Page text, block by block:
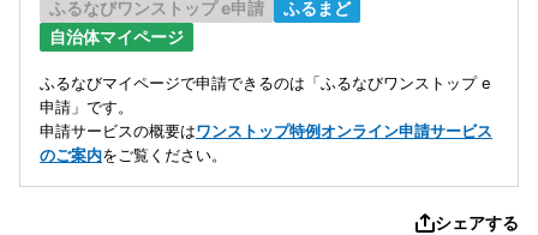
ふるなびワンストップ e申請
ふるまど
自治体マイページ
ふるなびマイページで申請できるのは「ふるなびワンストップ e
申請」です。
申請サービスの概要はワンストップ特例オンライン申請サービス
のご案内をご覧ください。
シェアする